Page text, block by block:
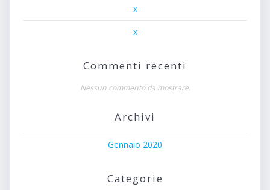
x
x
Commenti recenti
Nessun commento da mostrare.
Archivi
Gennaio 2020
Categorie